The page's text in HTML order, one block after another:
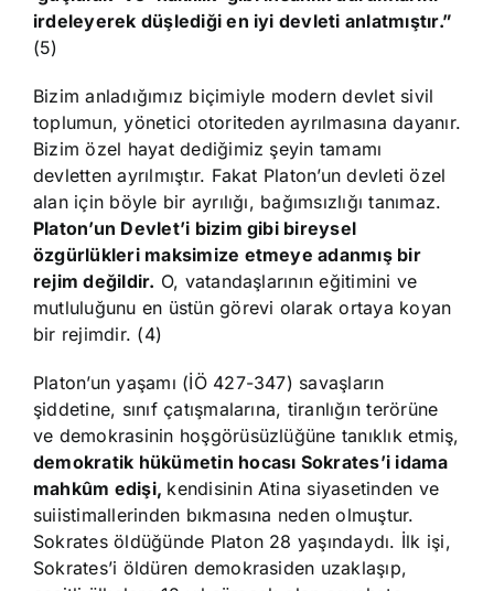
irdeleyerek düşlediği en iyi devleti anlatmıştır.”
(5)
Bizim anladığımız biçimiyle modern devlet sivil
toplumun, yönetici otoriteden ayrılmasına dayanır.
Bizim özel hayat dediğimiz şeyin tamamı
devletten ayrılmıştır. Fakat Platon’un devleti özel
alan için böyle bir ayrılığı, bağımsızlığı tanımaz.
Platon’un Devlet’i bizim gibi bireysel
özgürlükleri maksimize etmeye adanmış bir
rejim değildir. O, vatandaşlarının eğitimini ve
mutluluğunu en üstün görevi olarak ortaya koyan
bir rejimdir. (4)
Platon’un yaşamı (İÖ 427-347) savaşların
şiddetine, sınıf çatışmalarına, tiranlığın terörüne
ve demokrasinin hoşgörüsüzlüğüne tanıklık etmiş,
demokratik hükümetin hocası Sokrates’i idama
mahkûm edişi, kendisinin Atina siyasetinden ve
suiistimallerinden bıkmasına neden olmuştur.
Sokrates öldüğünde Platon 28 yaşındaydı. İlk işi,
Sokrates’i öldüren demokrasiden uzaklaşıp,